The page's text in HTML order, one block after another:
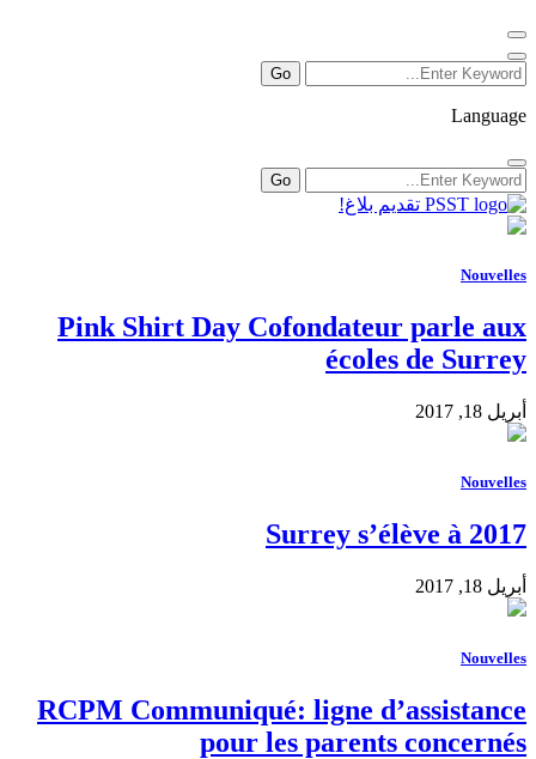
Language
تقديم بلاغ!
Nouvelles
Pink Shirt Day Cofondateur parle aux
écoles de Surrey
أبريل 18, 2017
Nouvelles
Surrey s’élève à 2017
أبريل 18, 2017
Nouvelles
RCPM Communiqué: ligne d’assistance
pour les parents concernés